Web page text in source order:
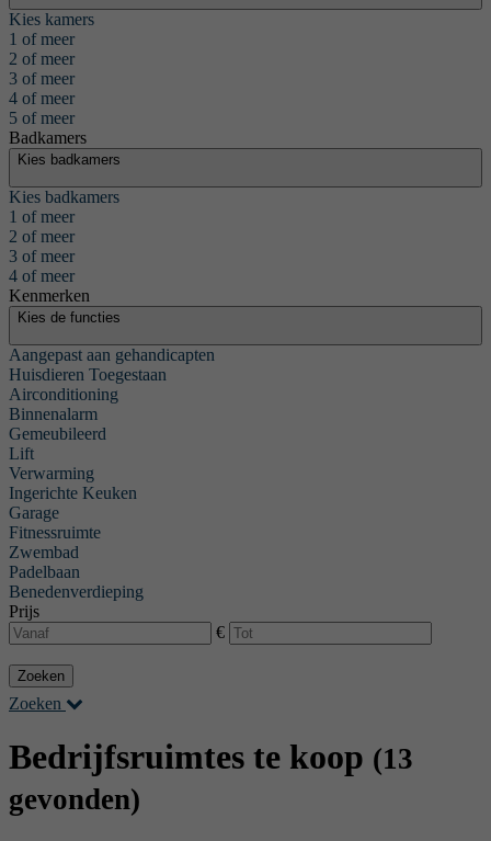
Kies kamers
1 of meer
2 of meer
3 of meer
4 of meer
5 of meer
Badkamers
Kies badkamers
Kies badkamers
1 of meer
2 of meer
3 of meer
4 of meer
Kenmerken
Kies de functies
Aangepast aan gehandicapten
Huisdieren Toegestaan
Airconditioning
Binnenalarm
Gemeubileerd
Lift
Verwarming
Ingerichte Keuken
Garage
Fitnessruimte
Zwembad
Padelbaan
Benedenverdieping
Prijs
€
Zoeken
Zoeken
Bedrijfsruimtes te koop (13
gevonden)